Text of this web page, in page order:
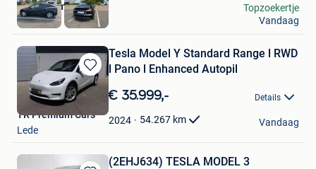
Koen Vermeire
Meerhout
Topzoekertje
Vandaag
Bewaren
in
Mijn
Favorieten
Tesla Model Y Standard Range l RWD
l Pano l Enhanced Autopil
€ 35.999,- Details
2024 54.267 km
TR Premium Cars
Lede
Vandaag
(2EHJ634) TESLA MODEL 3